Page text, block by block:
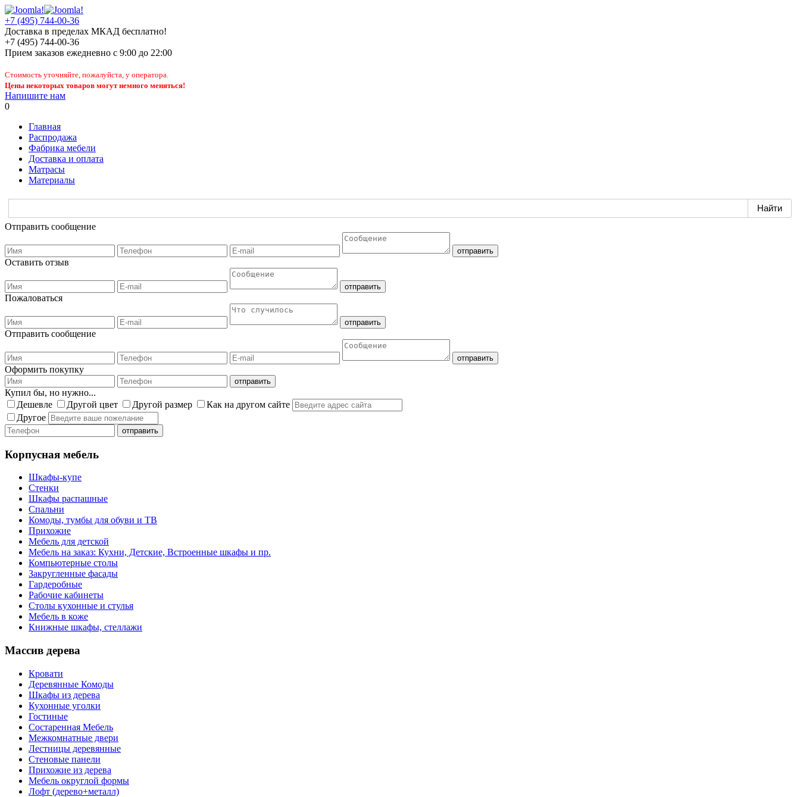
+7 (495) 744-00-36
Доставка в пределах МКАД бесплатно!
+7 (495) 744-00-36
Прием заказов ежедневно с 9:00 до 22:00
Стоимость уточняйте, пожалуйста, у оператора.
Цены некоторых товаров могут немного меняться!
Напишите нам
0
Главная
Распродажа
Фабрика мебели
Доставка и оплата
Матрасы
Материалы
Отправить сообщение
Оставить отзыв
Пожаловаться
Отправить сообщение
Оформить покупку
Купил бы, но нужно...
Дешевле
Другой цвет Другой размер
Как на другом сайте
Другое
Корпусная мебель
Шкафы-купе
Стенки
Шкафы распашные
Спальни
Комоды, тумбы для обуви и ТВ
Прихожие
Мебель для детской
Мебель на заказ: Кухни, Детские, Встроенные шкафы и пр.
Компьютерные столы
Закругленные фасады
Гардеробные
Рабочие кабинеты
Столы кухонные и стулья
Мебель в коже
Книжные шкафы, стеллажи
Массив дерева
Кровати
Деревянные Комоды
Шкафы из дерева
Кухонные уголки
Гостиные
Состаренная Мебель
Межкомнатные двери
Лестницы деревянные
Стеновые панели
Прихожие из дерева
Мебель округлой формы
Лофт (дерево+металл)